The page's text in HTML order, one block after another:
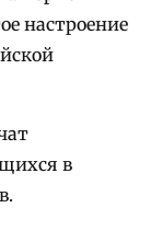
настроение
в